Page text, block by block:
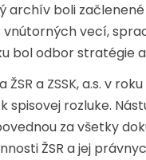
archív boli
vecí,
bol odbor stratégie
a ZSSK, a.s. v roku
spisovej rozluke.
za všetky
ŽSR a jej